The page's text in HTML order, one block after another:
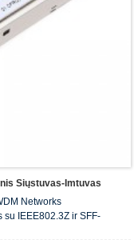
Siųstuvas-Imtuvas
Networks
IEEE802.3Z ir SFF-